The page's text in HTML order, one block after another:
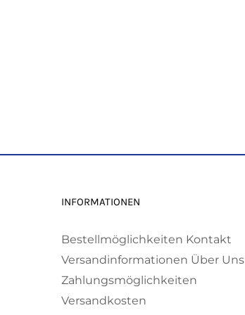
INFORMATIONEN
Bestellmöglichkeiten Kontakt
Versandinformationen Über Uns
Zahlungsmöglichkeiten
Versandkosten